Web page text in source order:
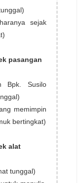
sejak
pasangan
Bpk. Susilo
memimpin
bertingkat)
alat
tunggal)